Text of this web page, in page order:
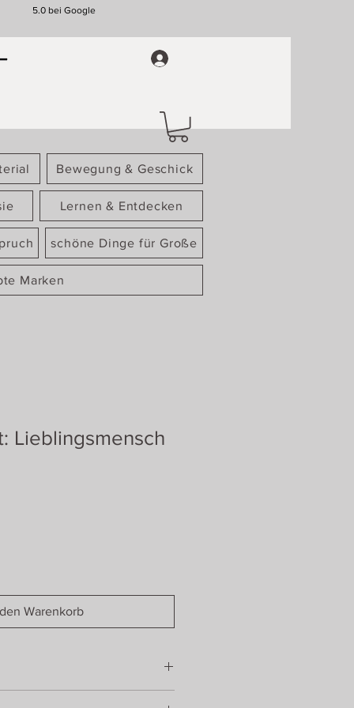
5.0 bei Google
Bewegung & Geschick
Lernen & Entdecken
schöne Dinge für Große
Marken
Lieblingsmensch
Warenkorb